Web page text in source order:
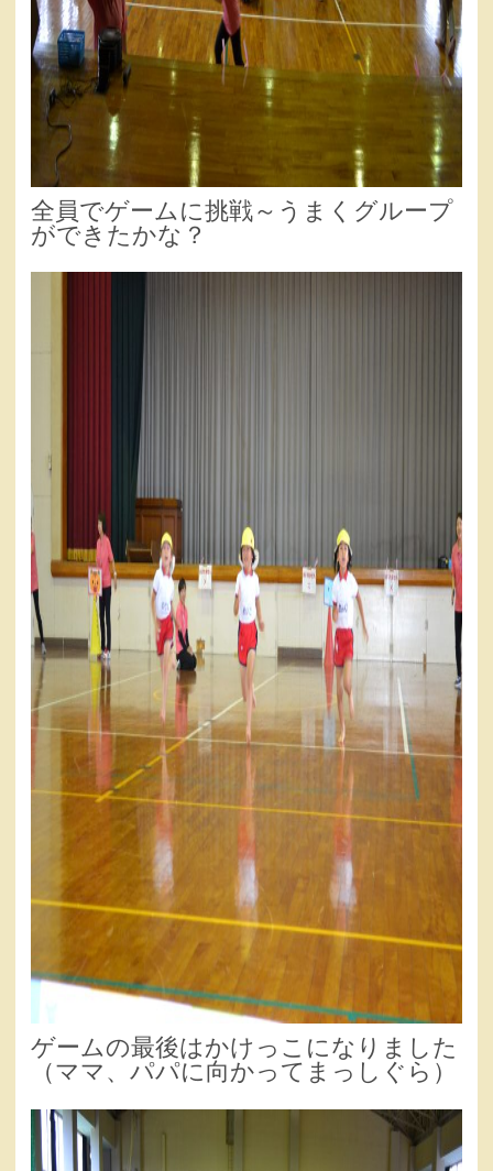
全員でゲームに挑戦～うまくグループ
ができたかな？
ゲームの最後はかけっこになりました
（ママ、パパに向かってまっしぐら）